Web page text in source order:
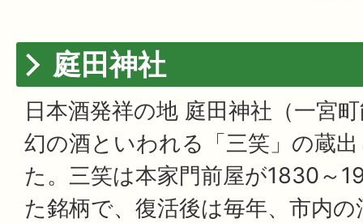
庭田神社
日本酒発祥の地 庭田神社（一宮
幻の酒といわれる「三笑」の蔵
た。三笑は本家門前屋が1830～
た銘柄で、復活後は毎年、市内